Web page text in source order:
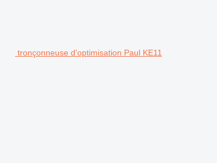
tronçonneuse d'optimisation Paul KE11